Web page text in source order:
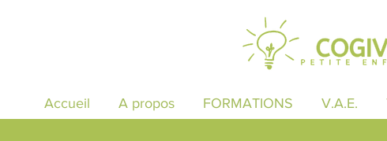
Accueil A propos FORMATIONS V.A.E.